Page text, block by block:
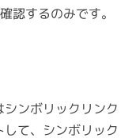
認するのみです。
ンボリックリンク
て、シンボリック